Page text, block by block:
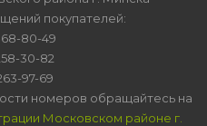
покупателей:
80-49
30-82
97-69
номеров обращайтесь на
Московском районе г.